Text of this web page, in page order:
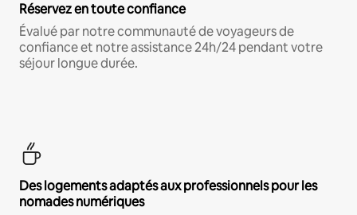
Réservez en toute confiance
Évalué par notre communauté de voyageurs de
confiance et notre assistance 24h/24 pendant votre
séjour longue durée.
Des logements adaptés aux professionnels pour les
nomades numériques